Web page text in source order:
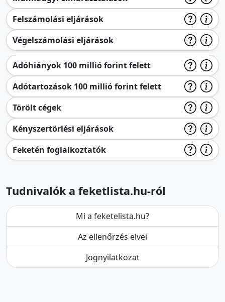
Felszámolási eljárások
Végelszámolási eljárások
Adóhiányok 100 millió forint felett
Adótartozások 100 millió forint felett
Törölt cégek
Kényszertörlési eljárások
Feketén foglalkoztatók
Tudnivalók a feketlista.hu-ról
Mi a feketelista.hu?
Az ellenőrzés elvei
Jognyilatkozat